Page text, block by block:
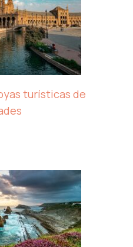
turísticas de